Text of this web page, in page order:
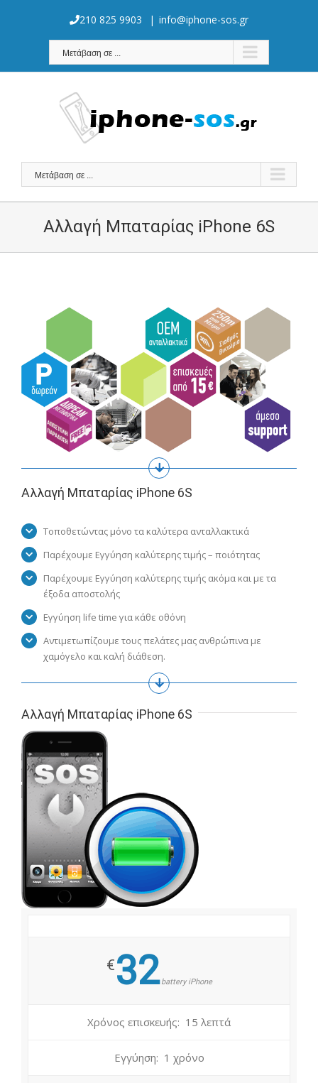
210 825 9903 | info@iphone-sos.gr
Μετάβαση σε ...
Μετάβαση σε ...
Αλλαγή Μπαταρίας iPhone 6S
Αλλαγή Μπαταρίας iPhone 6S
Τοποθετώντας μόνο τα καλύτερα ανταλλακτικά
Παρέχουμε Εγγύηση καλύτερης τιμής – ποιότητας
Παρέχουμε Εγγύηση καλύτερης τιμής ακόμα και με τα
έξοδα αποστολής
Εγγύηση life time για κάθε οθόνη
Αντιμετωπίζουμε τους πελάτες μας ανθρώπινα με
χαμόγελο και καλή διάθεση.
Αλλαγή Μπαταρίας iPhone 6S
€32battery iPhone
Χρόνος επισκευής: 15 λεπτά
Εγγύηση: 1 χρόνο